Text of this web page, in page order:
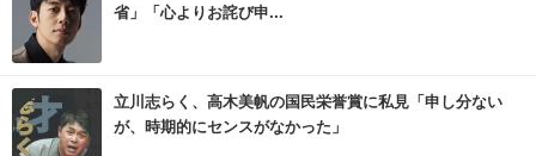
省」「心よりお詫び申...
立川志らく、高木美帆の国民栄誉賞に私見「申し分ない
が、時期的にセンスがなかった」